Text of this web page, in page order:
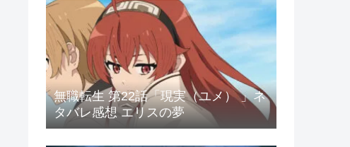
無職転生 第22話「現実（ユメ） 」ネ
タバレ感想 エリスの夢